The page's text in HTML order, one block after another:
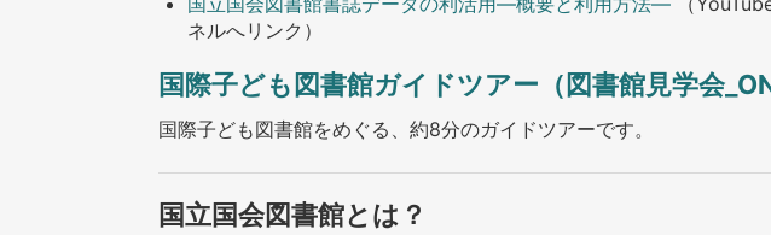
ネルへリンク）
国際子ども図書館ガイドツアー（図書館見学会
国際子ども図書館をめぐる、約8分のガイドツアーです。
国立国会図書館とは？